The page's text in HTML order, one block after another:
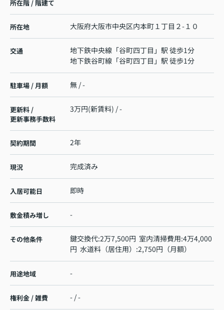
所在階 / 階建て
所在地 大阪府大阪市中央区内本町１丁目２-１０
交通 地下鉄中央線 「谷町四丁目 」駅 徒歩1分
地下鉄谷町線 「谷町四丁目 」駅 徒歩1分
駐車場 / 月額 無 / -
更新料 /
更新事務手数料
3万円(新賃料) / -
契約期間 2年
現況 完成済み
入居可能日 即時
敷金積み増し -
その他条件
鍵交換代:2万7,500円 室内清掃費用:4万4,000
円 水道料（居住用）:2,750円（月額）
用途地域 -
権利金 / 雑費 - / -